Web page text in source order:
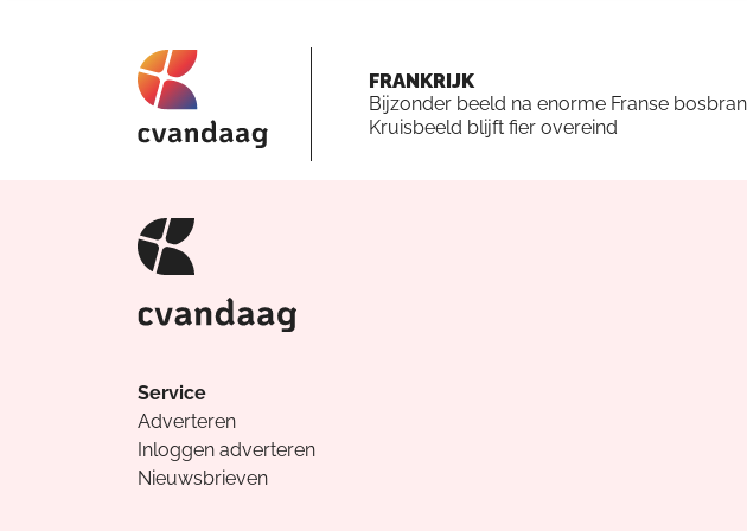
FRANKRIJK
Bijzonder beeld na enorme Franse
Kruisbeeld blijft fier overeind
Service
Adverteren
Inloggen adverteren
Nieuwsbrieven